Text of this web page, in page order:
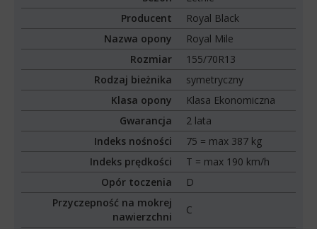
Producent
Royal Black
Nazwa opony
Royal Mile
Rozmiar
155/70R13
Rodzaj bieżnika
symetryczny
Klasa opony
Klasa Ekonomiczna
Gwarancja
2 lata
Indeks nośności
75 = max 387 kg
Indeks prędkości
T = max 190 km/h
Opór toczenia
D
Przyczepność na mokrej
nawierzchni
C